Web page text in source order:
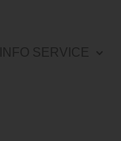
INFO SERVICE